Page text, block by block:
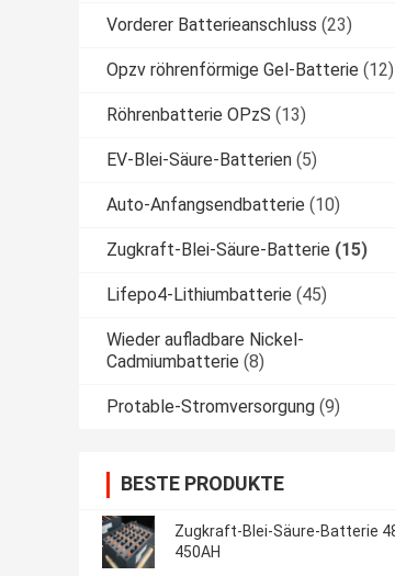
Vorderer Batterieanschluss (23)
Opzv röhrenförmige Gel-Batterie (12)
Röhrenbatterie OPzS (13)
EV-Blei-Säure-Batterien (5)
Auto-Anfangsendbatterie (10)
Zugkraft-Blei-Säure-Batterie (15)
Lifepo4-Lithiumbatterie (45)
Wieder aufladbare Nickel-
Cadmiumbatterie (8)
Protable-Stromversorgung (9)
BESTE PRODUKTE
Zugkraft-Blei-Säure-Batterie
450AH